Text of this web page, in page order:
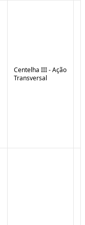
Centelha III - Ação
Transversal